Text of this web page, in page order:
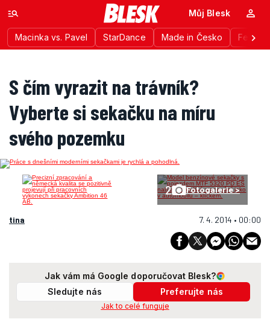
Macinka vs. Pavel StarDance Made in Česko
Můj Blesk
S čím vyrazit na trávník?
Vyberte si sekačku na míru
svého pozemku
2 Fotogalerie >
tina 7. 4. 2014 • 00:00
Jak vám má Google doporučovat Blesk?
Sledujte nás
Preferujte nás
Jak to celé funguje